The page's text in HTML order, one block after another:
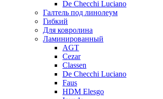
De Checchi Luciano
Галтель под линолеум
Гибкий
Для ковролина
Ламинированный
AGT
Cezar
Classen
De Checchi Luciano
Faus
HDM Elesgo